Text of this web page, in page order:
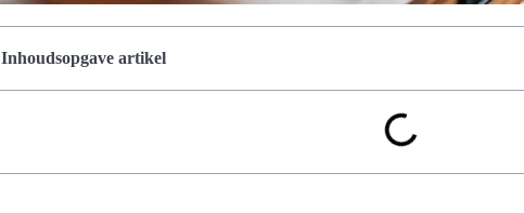
Inhoudsopgave artikel